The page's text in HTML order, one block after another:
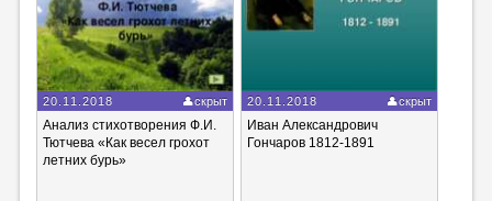
20.11.2018 скрыт
Анализ стихотворения Ф.И.
Тютчева «Как весел грохот
летних бурь»
20.11.2018 скрыт
Иван Александрович
Гончаров 1812-1891